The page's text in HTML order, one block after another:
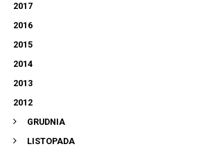
2017
2016
2015
2014
2013
2012
GRUDNIA
LISTOPADA